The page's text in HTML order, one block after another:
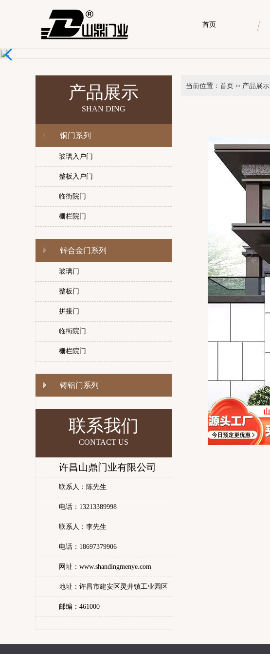
首页
产品展示
SHAN DING
铜门系列
玻璃入户门
整板入户门
临街院门
栅栏院门
锌合金门系列
玻璃门
整板门
拼接门
临街院门
栅栏院门
铸铝门系列
联系我们
CONTACT US
许昌山鼎门业有限公司
联系人：陈先生
电话：13213389998
联系人：李先生
电话：18697379906
网址：www.shandingmenye.com
地址：许昌市建安区灵井镇工业园区
邮编：461000
当前位置： 首页 ›› 产品展示